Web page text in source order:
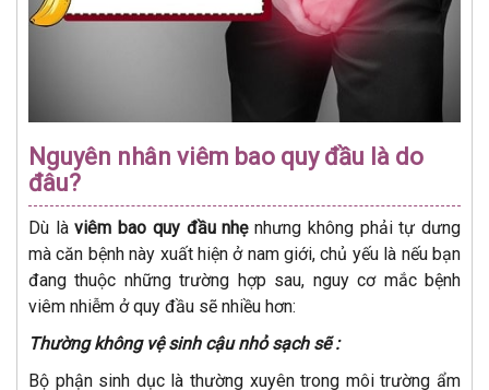
Nguyên nhân viêm bao quy đầu là do
đâu?
Dù làviêm bao quy đầu nhẹnhưng không phải tự dưng
mà căn bệnh này xuất hiện ở nam giới, chủ yếu là nếu bạn
đang thuộc những trường hợp sau, nguy cơ mắc bệnh
viêm nhiễm ở quy đầu sẽ nhiều hơn:
Thường không vệ sinh cậu nhỏ sạch sẽ :
Bộ phận sinh dục là thường xuyên trong môi trường ẩm